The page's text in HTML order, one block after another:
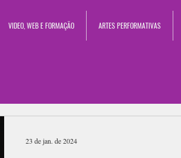
VIDEO, WEB E FORMAÇÃO ARTES PERFORMATIVAS
23 de jan. de 2024